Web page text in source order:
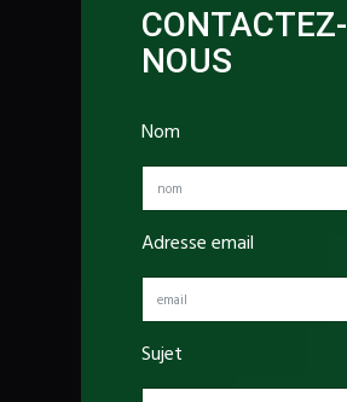
CONTACTEZ-
NOUS
Nom
Adresse email
Sujet